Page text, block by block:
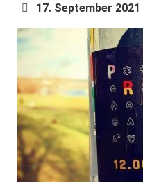
17. September 2021